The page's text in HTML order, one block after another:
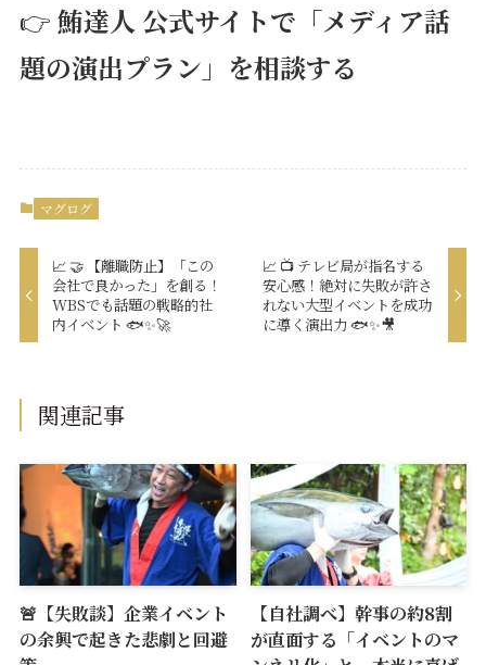
👉 鮪達人 公式サイトで「メディア話
題の演出プラン」を相談する
マグログ
📈 🤝 【離職防止】「この
会社で良かった」を創る！
WBSでも話題の戦略的社
内イベント 🐟✨🚀
📈 📺 テレビ局が指名する
安心感！絶対に失敗が許さ
れない大型イベントを成功
に導く演出力 🐟✨🎥
関連記事
🚨【失敗談】企業イベント
の余興で起きた悲劇と回避
【自社調べ】幹事の約8割
が直面する「イベントのマ